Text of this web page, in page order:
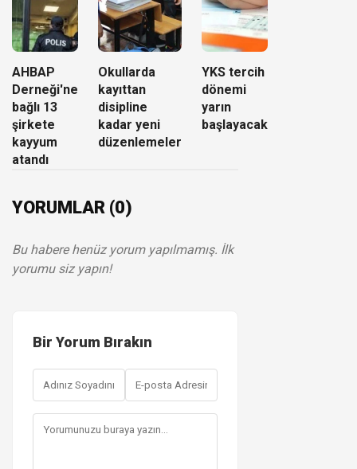
AHBAP
Derneği'ne
bağlı 13
şirkete
kayyum
atandı
Okullarda
kayıttan
disipline
kadar yeni
düzenlemeler
YKS tercih
dönemi
yarın
başlayacak
YORUMLAR (0)
Bu habere henüz yorum yapılmamış. İlk
yorumu siz yapın!
Bir Yorum Bırakın